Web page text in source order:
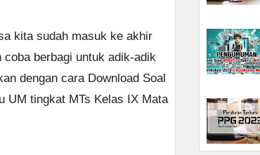
kita sudah masuk ke akhir
coba berbagi untuk adik-adik
dengan cara Download Soal
UM tingkat MTs Kelas IX Mata